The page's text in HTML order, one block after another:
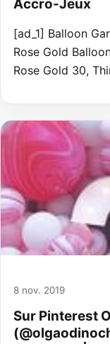
Accro-Jeux
[ad_1] Balloon
Rose Gold
Rose Gold 30,
8 nov. 2019
Sur Pinterest